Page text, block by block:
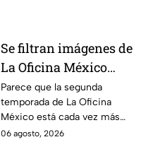
Se filtran imágenes de
La Oficina México
temporada 2 y un
detalle desata teorías
entre los fans
Parece que la segunda
temporada de La Oficina
México está cada vez más
cerca, pues el elenco ya se
06 agosto, 2026